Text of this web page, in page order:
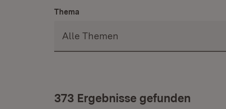
Thema
373 Ergebnisse gefunden